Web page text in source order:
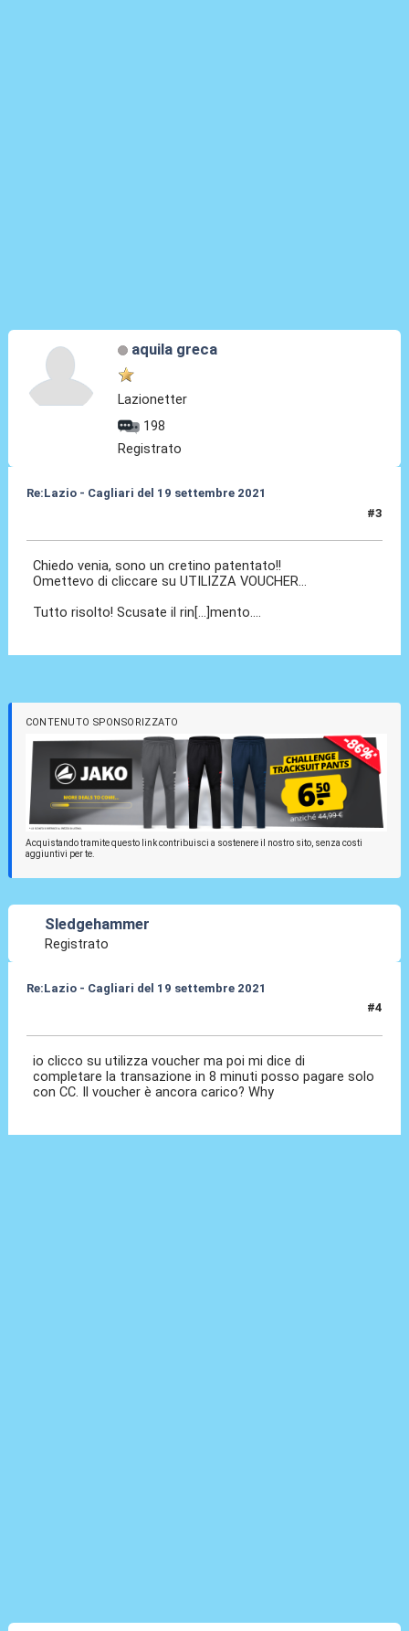
aquila greca
Lazionetter
198
Registrato
Re:Lazio - Cagliari del 19 settembre 2021
#3
Chiedo venia, sono un cretino patentato!!
Omettevo di cliccare su UTILIZZA VOUCHER...
Tutto risolto! Scusate il rin[...]mento....
CONTENUTO SPONSORIZZATO
Acquistando tramite questo link contribuisci a sostenere il nostro sito, senza costi
aggiuntivi per te.
Sledgehammer
Registrato
Re:Lazio - Cagliari del 19 settembre 2021
#4
io clicco su utilizza voucher ma poi mi dice di
completare la transazione in 8 minuti posso pagare solo
con CC. Il voucher è ancora carico? Why